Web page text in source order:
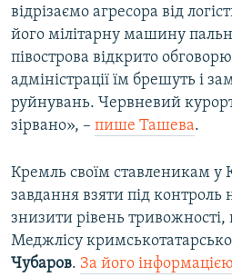
відрізаємо агресора від
його мілітарну машину
півострова відкрито
адміністрації їм брешуть і
руйнувань. Червневий
зірвано», – пише Ташева.
Кремль своїм ставленикам у
завдання взяти під контроль
знизити рівень тривожності,
Меджлісу
Чубаров. За його інформацією